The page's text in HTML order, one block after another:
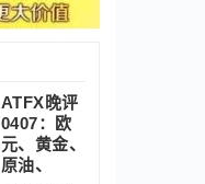
ATFX晚评
0407：欧
元、黄金、
原油、